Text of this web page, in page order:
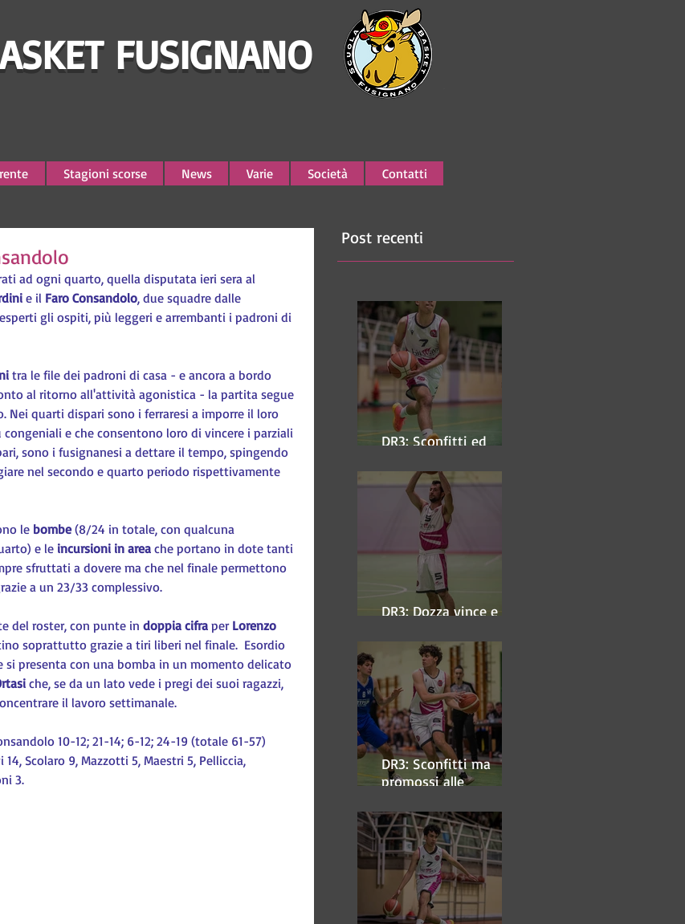
FUSIGNANO
Stagioni scorse News Varie Società Contatti
ad ogni quarto, quella disputata ieri sera al
e il Faro Consandolo, due squadre dalle
gli ospiti, più leggeri e arrembanti i padroni di
tra le file dei padroni di casa - e ancora a bordo
al ritorno all'attività agonistica - la partita segue
Nei quarti dispari sono i ferraresi a imporre il loro
e che consentono loro di vincere i parziali
sono i fusignanesi a dettare il tempo, spingendo
nel secondo e quarto periodo rispettivamente
le bombe (8/24 in totale, con qualcuna
e le incursioni in area che portano in dote tanti
sfruttati a dovere ma che nel finale permettono
a un 23/33 complessivo.
del roster, con punte in doppia cifra per Lorenzo
soprattutto grazie a tiri liberi nel finale.  Esordio
si presenta con una bomba in un momento delicato
che, se da un lato vede i pregi dei suoi ragazzi,
il lavoro settimanale.
10-12; 21-14; 6-12; 24-19 (totale 61-57)
Scolaro 9, Mazzotti 5, Maestri 5, Pelliccia,
3.
Post recenti
DR3: Sconfitti ed
DR3: Dozza vince e
DR3: Sconfitti ma
promossi alle